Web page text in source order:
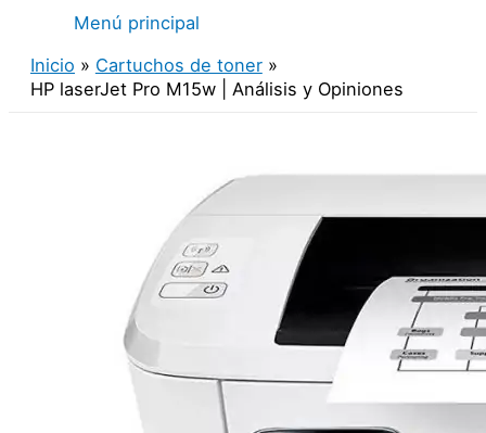
Menú principal
Inicio
Cartuchos de toner
HP laserJet Pro M15w | Análisis y Opiniones